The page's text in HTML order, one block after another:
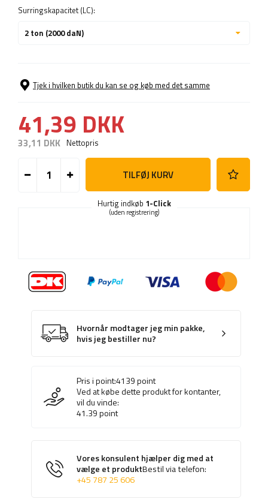
Surringskapacitet (LC):
2 ton (2000 daN)
Tjek i hvilken butik du kan se og køb med det samme
41,39 DKK
33,11 DKK Nettopris
TILFØJ KURV
Hurtig indkøb 1-Click
(uden registrering)
Hvornår modtager jeg min pakke,
hvis jeg bestiller nu?
Pris i point:4139point
Ved at købe dette produkt for kontanter,
vil du vinde:
41.39point
Vores konsulent hjælper dig med at
vælge et produktBestil via telefon:
+45 787 25 606